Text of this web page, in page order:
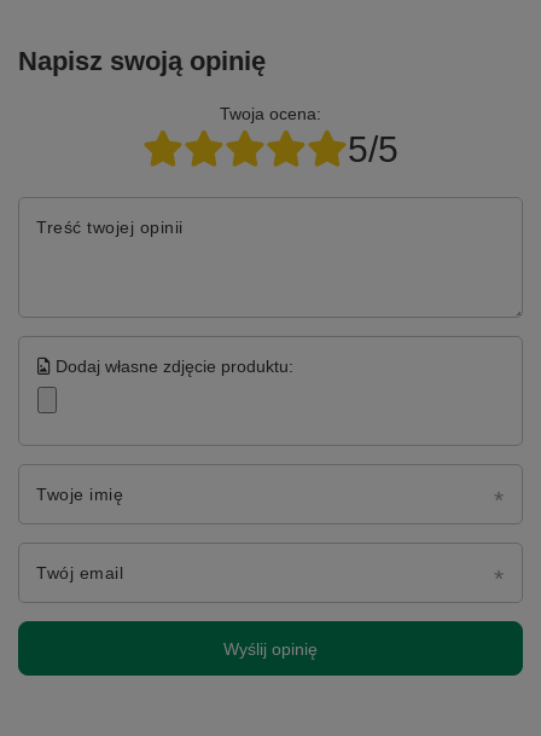
Napisz swoją opinię
Twoja ocena:
5/5
Treść twojej opinii
Dodaj własne zdjęcie produktu:
Twoje imię
Twój email
Wyślij opinię